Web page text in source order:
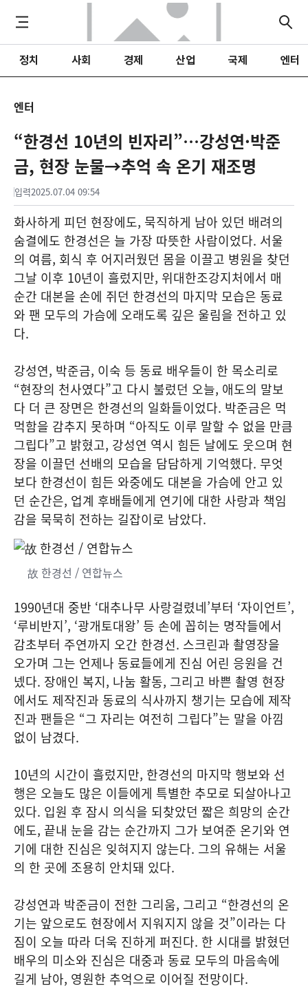
정치 사회 경제 산업 국제 엔터
엔터
“한경선 10년의 빈자리”…강성연·박준
금, 현장 눈물→추억 속 온기 재조명
입력2025.07.04 09:54
화사하게 피던 현장에도, 묵직하게 남아 있던 배려의
숨결에도 한경선은 늘 가장 따뜻한 사람이었다. 서울
의 여름, 회식 후 어지러웠던 몸을 이끌고 병원을 찾던
그날 이후 10년이 흘렀지만, 위대한조강지처에서 매
순간 대본을 손에 쥐던 한경선의 마지막 모습은 동료
와 팬 모두의 가슴에 오래도록 깊은 울림을 전하고 있
다.
강성연, 박준금, 이숙 등 동료 배우들이 한 목소리로
“현장의 천사였다”고 다시 불렀던 오늘, 애도의 말보
다 더 큰 장면은 한경선의 일화들이었다. 박준금은 먹
먹함을 감추지 못하며 “아직도 이루 말할 수 없을 만큼
그립다”고 밝혔고, 강성연 역시 힘든 날에도 웃으며 현
장을 이끌던 선배의 모습을 담담하게 기억했다. 무엇
보다 한경선이 힘든 와중에도 대본을 가슴에 안고 있
던 순간은, 업계 후배들에게 연기에 대한 사랑과 책임
감을 묵묵히 전하는 길잡이로 남았다.
故 한경선 / 연합뉴스
1990년대 중반 ‘대추나무 사랑걸렸네’부터 ‘자이언트’,
‘루비반지’, ‘광개토대왕’ 등 손에 꼽히는 명작들에서
감초부터 주연까지 오간 한경선. 스크린과 촬영장을
오가며 그는 언제나 동료들에게 진심 어린 응원을 건
넸다. 장애인 복지, 나눔 활동, 그리고 바쁜 촬영 현장
에서도 제작진과 동료의 식사까지 챙기는 모습에 제작
진과 팬들은 “그 자리는 여전히 그립다”는 말을 아낌
없이 남겼다.
10년의 시간이 흘렀지만, 한경선의 마지막 행보와 선
행은 오늘도 많은 이들에게 특별한 추모로 되살아나고
있다. 입원 후 잠시 의식을 되찾았던 짧은 희망의 순간
에도, 끝내 눈을 감는 순간까지 그가 보여준 온기와 연
기에 대한 진심은 잊혀지지 않는다. 그의 유해는 서울
의 한 곳에 조용히 안치돼 있다.
강성연과 박준금이 전한 그리움, 그리고 “한경선의 온
기는 앞으로도 현장에서 지워지지 않을 것”이라는 다
짐이 오늘 따라 더욱 진하게 퍼진다. 한 시대를 밝혔던
배우의 미소와 진심은 대중과 동료 모두의 마음속에
길게 남아, 영원한 추억으로 이어질 전망이다.